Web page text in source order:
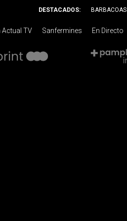
DESTACADOS: BARBACOAS
TV Sanfermines En Directo